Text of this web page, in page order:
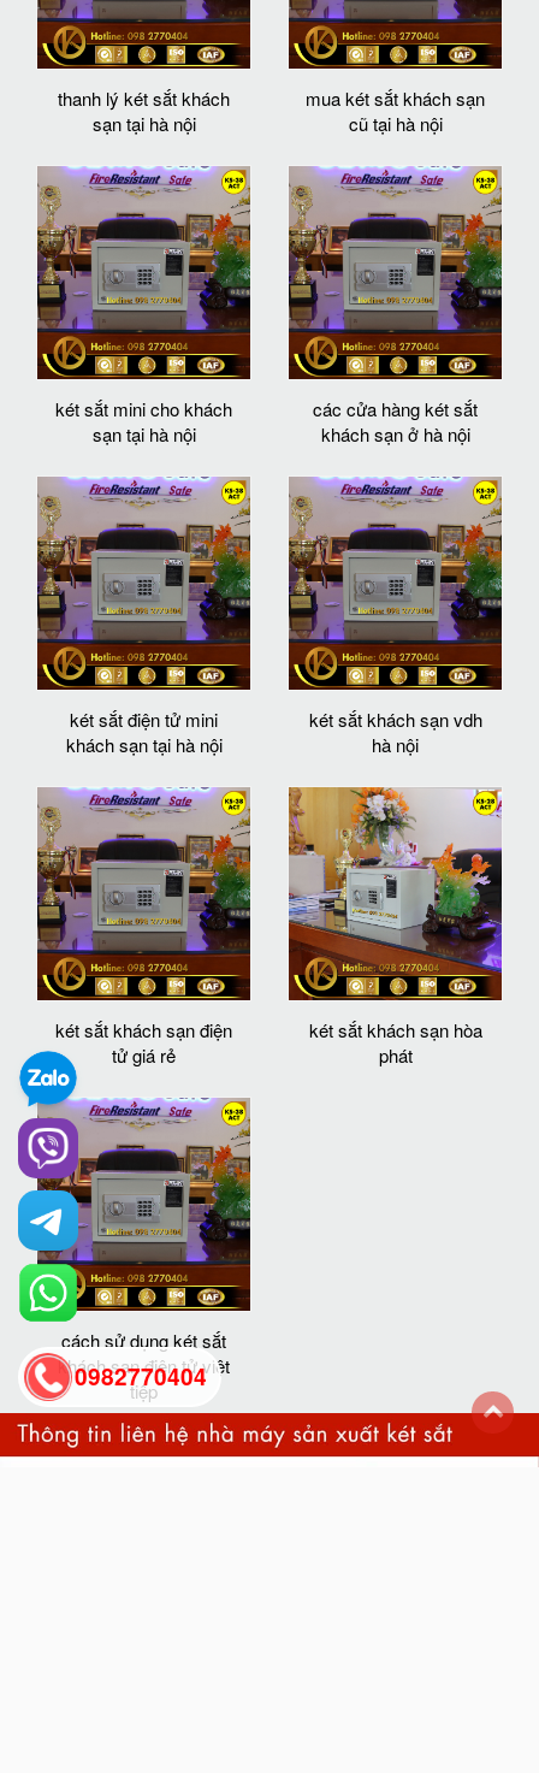
thanh lý két sắt khách
sạn tại hà nội
mua két sắt khách sạn
cũ tại hà nội
két sắt mini cho khách
sạn tại hà nội
các cửa hàng két sắt
khách sạn ở hà nội
két sắt điện tử mini
khách sạn tại hà nội
két sắt khách sạn vdh
hà nội
két sắt khách sạn điện
tử giá rẻ
két sắt khách sạn hòa
phát
cách sử dụng két sắt
khách sạn điện tử việt
tiệp
0982770404
back